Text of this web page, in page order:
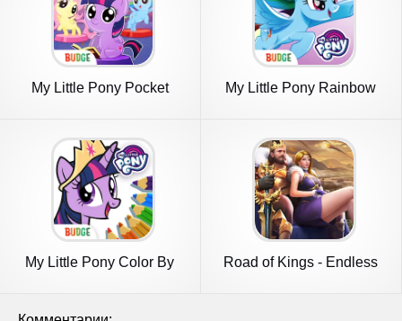
My Little Pony Pocket
My Little Pony Rainbow
My Little Pony Color By
Road of Kings - Endless